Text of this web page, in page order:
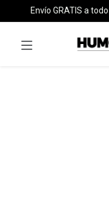
Envío GRATIS a